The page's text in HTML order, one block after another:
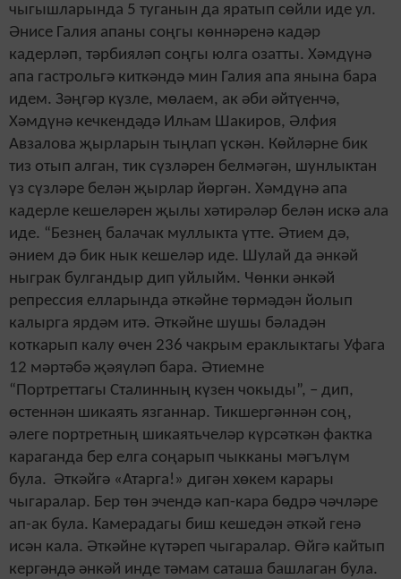
чыгышларында 5 туганын да яратып сөйли иде ул.
Әнисе Галия апаны соңгы көннәренә кадәр
кадерләп, тәрбияләп соңгы юлга озатты. Хәмдүнә
апа гастрольгә киткәндә мин Галия апа янына бара
идем. Зәңгәр күзле, мөлаем, ак әби әйтүенчә,
Хәмдүнә кечкендәдә Илһам Шакиров, Әлфия
Авзалова җырларын тыңлап үскән. Көйләрне бик
тиз отып алган, тик сүзләрен белмәгән, шунлыктан
үз сүзләре белән җырлар йөргән. Хәмдүнә апа
кадерле кешеләрен җылы хәтирәләр белән искә ала
иде. “Безнең балачак муллыкта үтте. Әтием дә,
әнием дә бик нык кешеләр иде. Шулай да әнкәй
ныграк булгандыр дип уйлыйм. Чөнки әнкәй
репрессия елларында әткәйне төрмәдән йолып
калырга ярдәм итә. Әткәйне шушы бәладән
коткарып калу өчен 236 чакрым ераклыктагы Уфага
12 мәртәбә җәяүләп бара. Әтиемне
“Портреттагы Сталинның күзен чокыды”, – дип,
өстеннән шикаять язганнар. Тикшергәннән соң,
әлеге портретның шикаятьчеләр күрсәткән фактка
караганда бер елга соңарып чыкканы мәгълүм
була. Әткәйгә «Атарга!» дигән хөкем карары
чыгаралар. Бер төн эчендә кап-кара бөдрә чәчләре
ап-ак була. Камерадагы биш кешедән әткәй генә
исән кала. Әткәйне күтәреп чыгаралар. Өйгә кайтып
кергәндә әнкәй инде тәмам саташа башлаган була.